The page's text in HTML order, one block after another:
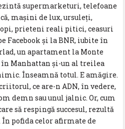
supermarketuri, telefoane
mașini de lux, ursuleți,
prieteni reali pitici, ceasuri
Facebook și la BNR, iubite în
un apartament la Monte
în Manhattan și-un al treilea
Înseamnă totul. E amăgire.
ce are-n ADN, în vedere,
demn sau unul jalnic. Or, cum
să respingă succesul, rezultă
pofida celor afirmate de